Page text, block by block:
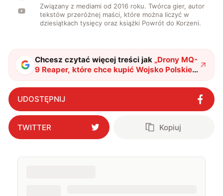
Związany z mediami od 2016 roku. Twórca gier, autor
tekstów przeróżnej maści, które można liczyć w
dziesiątkach tysięcy oraz książki Powrót do Korzeni.
Chcesz czytać więcej treści jak „Drony MQ-
9 Reaper, które chce kupić Wojsko Polskie,
będą jeszcze skuteczniejsze przeciw
okrętom"?
UDOSTĘPNIJ
TWITTER Kopiuj